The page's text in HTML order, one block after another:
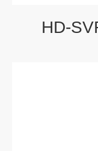
HD-